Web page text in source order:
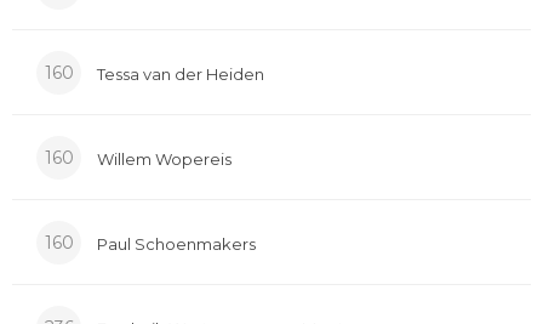
160 Tessa van der Heiden
160 Willem Wopereis
160 Paul Schoenmakers